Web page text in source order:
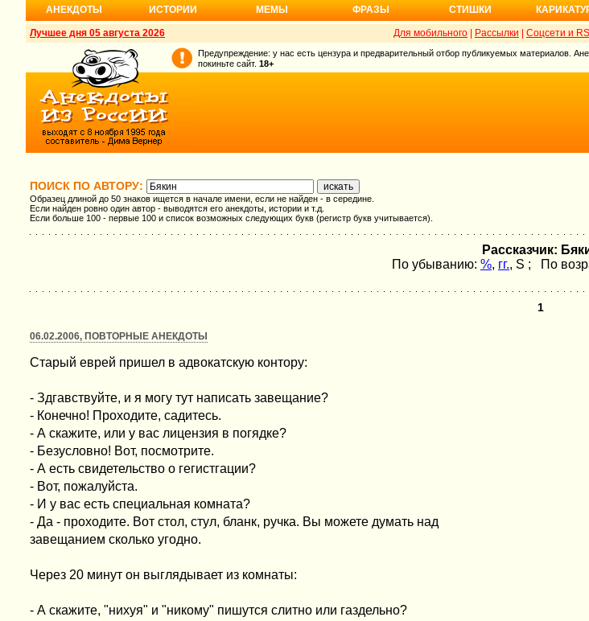
АНЕКДОТЫ ИСТОРИИ МЕМЫ ФРАЗЫ СТИШКИ
Лучшее дня 05 августа 2026 Для мобильного Рассылки Соцсети и
Предупреждение: у нас есть цензура и предварительный отбор публикуемых материалов.
покиньте сайт. 18+
ПОИСК ПО АВТОРУ:
Образец длиной до 50 знаков ищется в начале имени, если не найден - в середине.
Если найден ровно один автор - выводятся его анекдоты, истории и т.д.
Если больше 100 - первые 100 и список возможных следующих букв (регистр букв учитывается).
Рассказчик:
По убыванию: %, гг., S ; По
1
06.02.2006, ПОВТОРНЫЕ АНЕКДОТЫ
Старый еврей пришел в адвокатскую контору:
- Здгавствуйте, и я могу тут написать завещание?
- Конечно! Проходите, садитесь.
- А скажите, или у вас лицензия в погядке?
- Безусловно! Вот, посмотрите.
- А есть свидетельство о гегистгации?
- Вот, пожалуйста.
- И у вас есть специальная комната?
- Да - проходите. Вот стол, стул, бланк, ручка. Вы можете думать над
завещанием сколько угодно.
Через 20 минут он выглядывает из комнаты:
- А скажите, "нихуя" и "никому" пишyтся слитно или газдельно?